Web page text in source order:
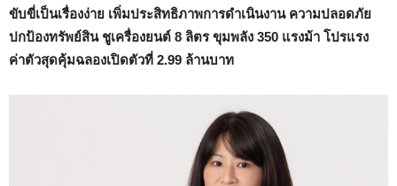
ขับขี่เป็นเรื่องง่าย เพิ่มประสิทธิภาพการดำเนินงาน ความปลอดภัย
ปกป้องทรัพย์สิน ชูเครื่องยนต์ 8 ลิตร ขุมพลัง 350 แรงม้า โปรแรง
ค่าตัวสุดคุ้มฉลองเปิดตัวที่ 2.99 ล้านบาท